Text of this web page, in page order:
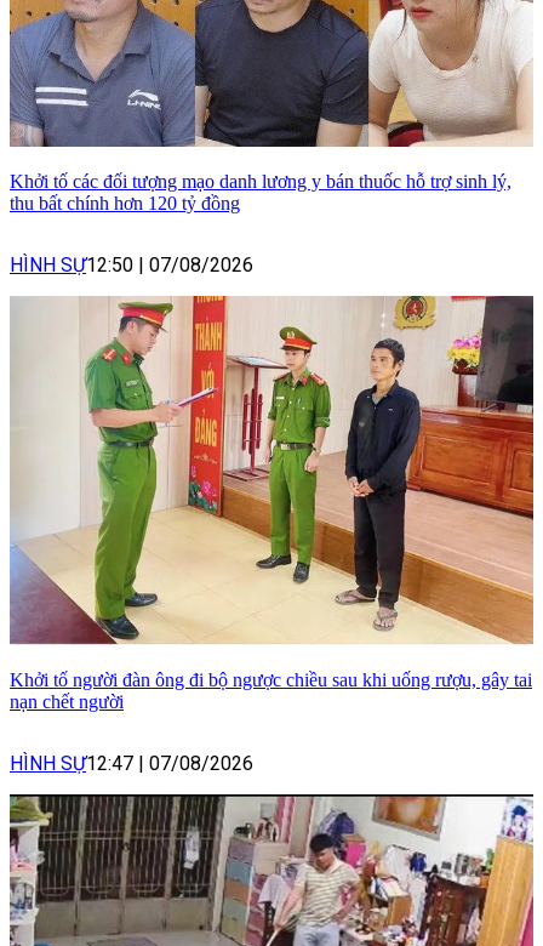
Khởi tố các đối tượng mạo danh lương y bán thuốc hỗ trợ sinh lý,
thu bất chính hơn 120 tỷ đồng
HÌNH SỰ12:50 | 07/08/2026
Khởi tố người đàn ông đi bộ ngược chiều sau khi uống rượu, gây tai
nạn chết người
HÌNH SỰ12:47 | 07/08/2026